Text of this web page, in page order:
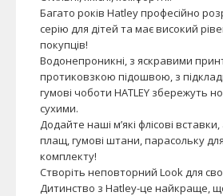
Багато років Hatley професійно
серію для дітей та має високий
покупців!
Водонепроникні, з яскравими
протиковзкою підошвою, з
гумові чоботи HATLEY збережуть
сухими.
Додайте наші м’які флісові
плащ, гумові штани, парасольку
комплекту!
Створіть неповторний Look для
Дитинство з Hatley-це найкраще,